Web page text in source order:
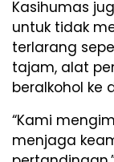
Kasihumas
untuk tidak
terlarang
tajam, alat
beralkohol ke
“Kami
menjaga